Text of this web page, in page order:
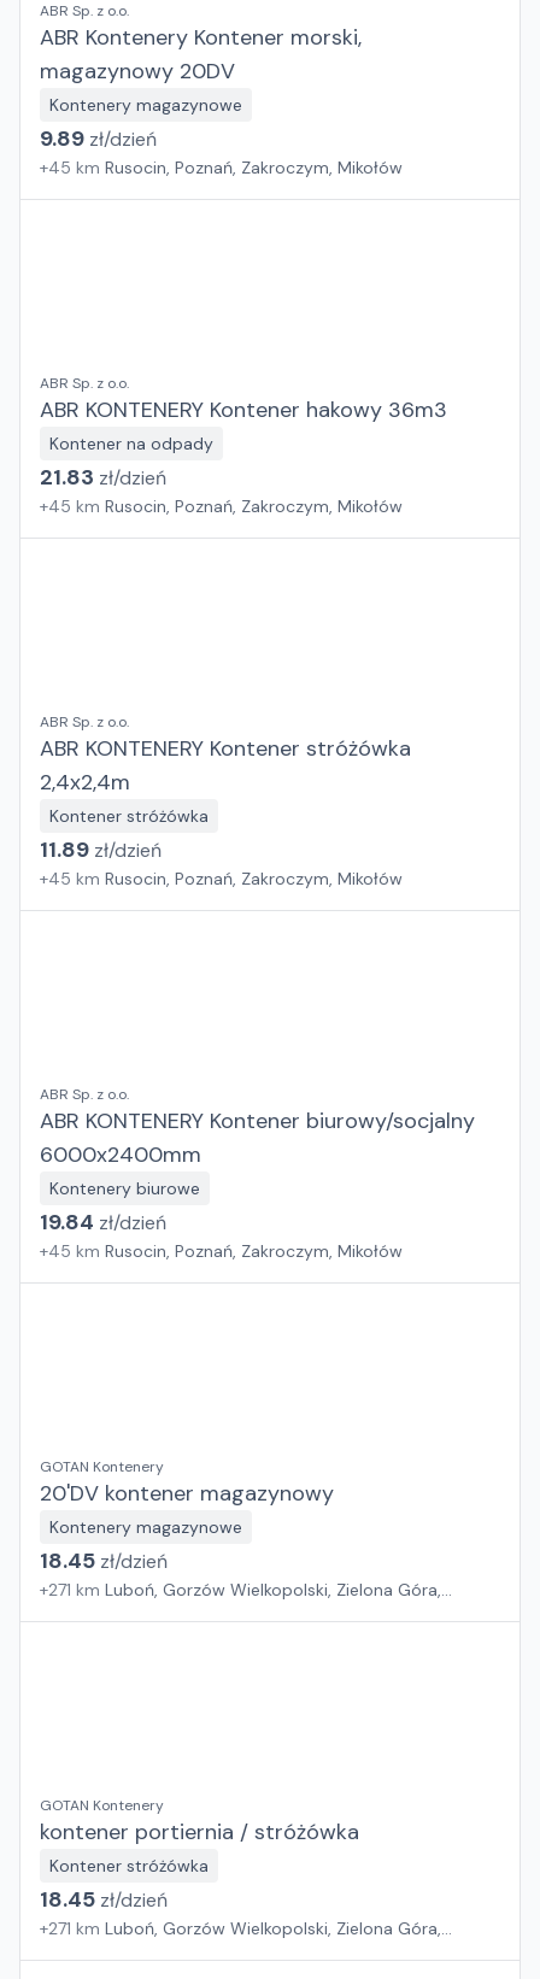
ABR Sp. z o.o.
ABR Kontenery Kontener morski,
magazynowy 20DV
Kontenery magazynowe
9.89 zł/dzień
+45 km Rusocin, Poznań, Zakroczym, Mikołów
ABR Sp. z o.o.
ABR KONTENERY Kontener hakowy 36m3
Kontener na odpady
21.83 zł/dzień
+45 km Rusocin, Poznań, Zakroczym, Mikołów
ABR Sp. z o.o.
ABR KONTENERY Kontener stróżówka
2,4x2,4m
Kontener stróżówka
11.89 zł/dzień
+45 km Rusocin, Poznań, Zakroczym, Mikołów
ABR Sp. z o.o.
ABR KONTENERY Kontener biurowy/socjalny
6000x2400mm
Kontenery biurowe
19.84 zł/dzień
+45 km Rusocin, Poznań, Zakroczym, Mikołów
GOTAN Kontenery
20'DV kontener magazynowy
Kontenery magazynowe
18.45 zł/dzień
+271 km Luboń, Gorzów Wielkopolski, Zielona Góra,
GOTAN Kontenery
kontener portiernia / stróżówka
Kontener stróżówka
18.45 zł/dzień
+271 km Luboń, Gorzów Wielkopolski, Zielona Góra,